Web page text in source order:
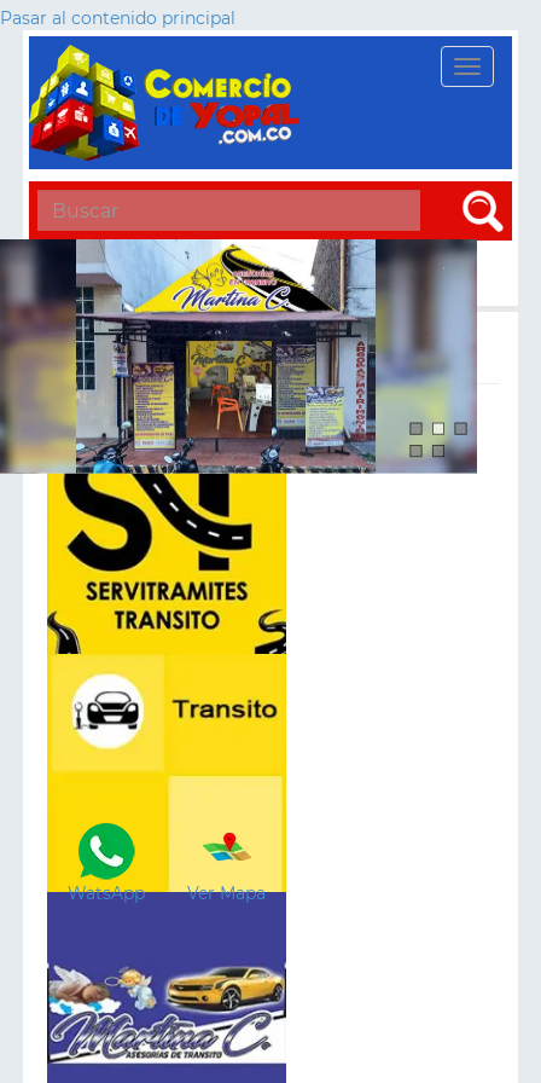
Pasar al contenido principal
Toggle
Apply
Matriculas
WatsApp Ver Mapa